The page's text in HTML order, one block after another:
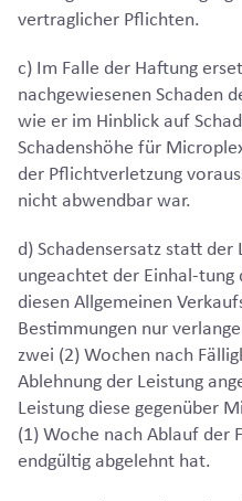
vertraglicher Pflichten.
c) Im Falle der Haftung
nachgewiesenen Schaden
wie er im Hinblick auf
Schadenshöhe für
der Pflichtverletzung
nicht abwendbar war.
d) Schadensersatz statt der
ungeachtet der Einhal-
diesen Allgemeinen
Bestimmungen nur
zwei (2) Wochen nach
Ablehnung der Leistung
Leistung diese gegenüber
(1) Woche nach Ablauf der
endgültig abgelehnt hat.